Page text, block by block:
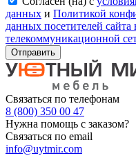
данных и Политикой
данных посетителей
телекоммуникационной
Отправить
Связаться по телефонам
8 (800) 350 00 47
Нужна помощь с заказом?
Связаться по email
info@uytmir.com